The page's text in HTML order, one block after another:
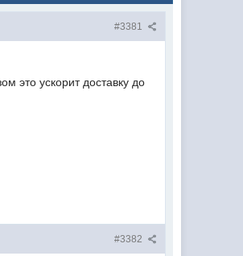
#3381
это ускорит доставку до
#3382